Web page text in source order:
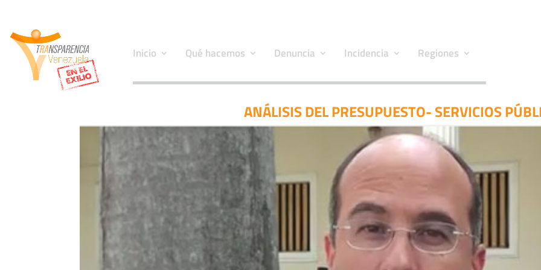
Inicio Qué hacemos Denuncia Incidencia Regiones
ANÁLISIS DEL PRESUPUESTO- SERVICIOS